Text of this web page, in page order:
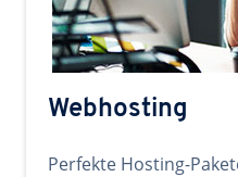
Webhosting
Perfekte Hosting-